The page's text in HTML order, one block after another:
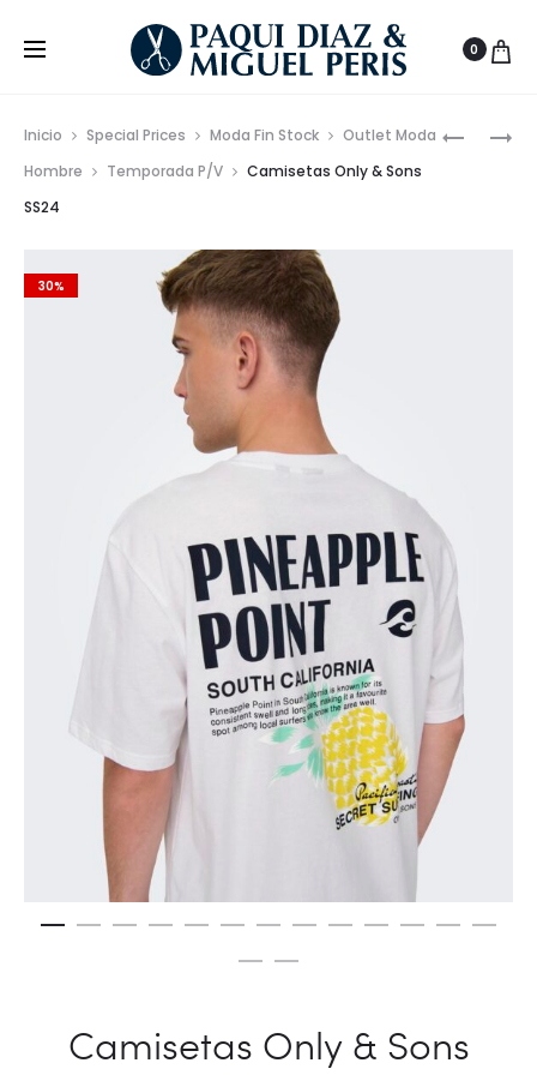
0
Inicio Special Prices Moda Fin Stock
Outlet Moda
Hombre
Temporada P/V
Camisetas Only & Sons
SS24
30%
Camisetas Only & Sons